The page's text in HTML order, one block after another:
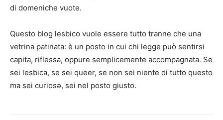
di domeniche vuote.
Questo blog lesbico vuole essere tutto tranne che una
vetrina patinata: è un posto in cui chi legge può sentirsi
capita, riflessa, oppure semplicemente accompagnata. Se
sei lesbica, se sei queer, se non sei niente di tutto questo
ma sei curiosə, sei nel posto giusto.